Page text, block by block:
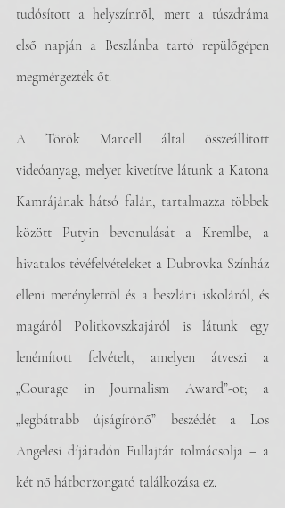
tudósított a helyszínről, mert a túszdráma
első napján a Beszlánba tartó repülőgépen
megmérgezték őt.
A Török Marcell által összeállított
videóanyag, melyet kivetítve látunk a Katona
Kamrájának hátsó falán, tartalmazza többek
között Putyin bevonulását a Kremlbe, a
hivatalos tévéfelvételeket a Dubrovka Színház
elleni merényletről és a beszláni iskoláról, és
magáról Politkovszkajáról is látunk egy
lenémított felvételt, amelyen átveszi a
„Courage in Journalism Award”-ot; a
„legbátrabb újságírónő” beszédét a Los
Angelesi díjátadón Fullajtár tolmácsolja – a
két nő hátborzongató találkozása ez.